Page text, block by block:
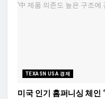
TEXASN USA 경제
미국 인기 홈퍼니싱 체인